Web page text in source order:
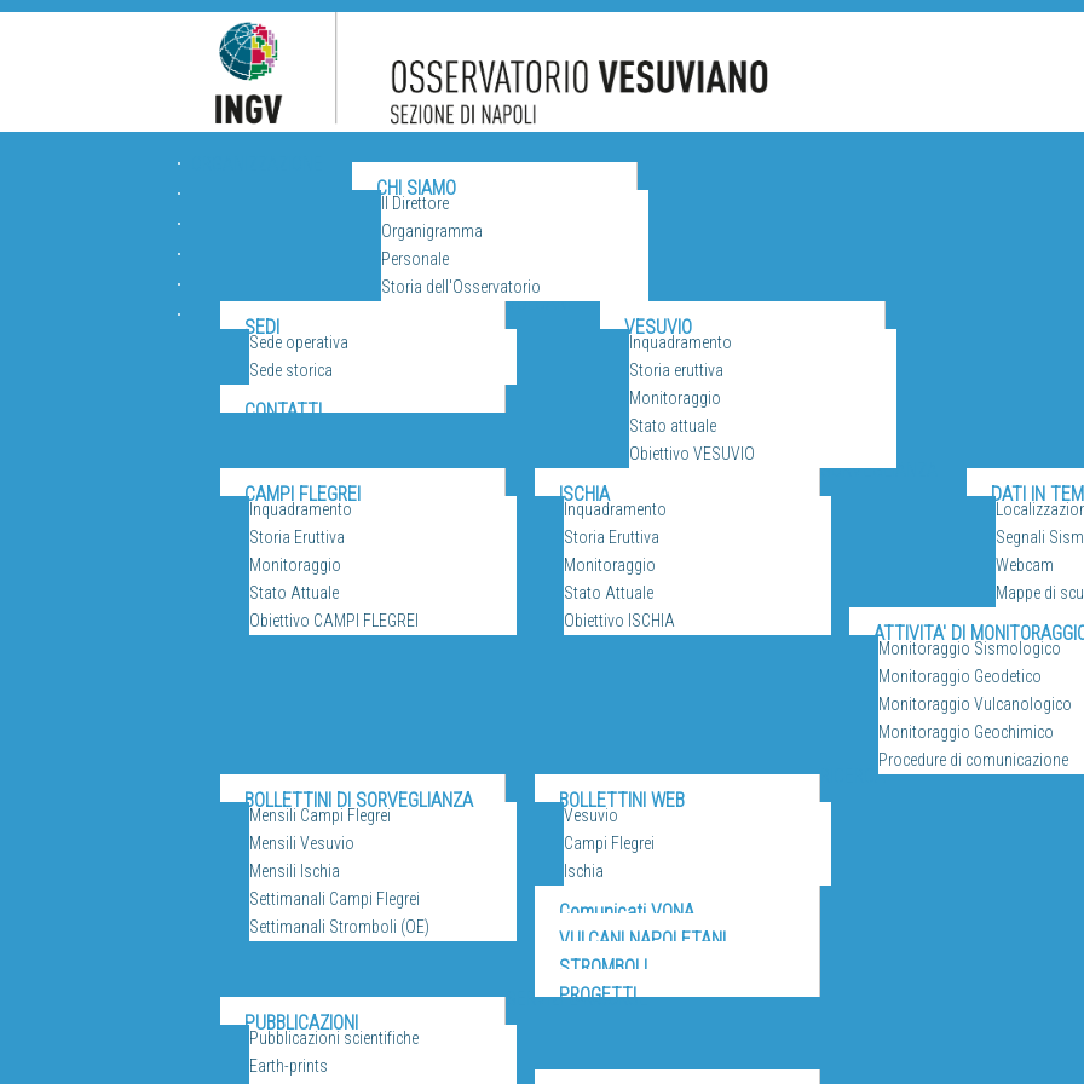
CHI SIAMO
Il Direttore
Organigramma
Personale
Storia dell'Osservatorio
SEDI
Sede operativa
Sede storica
CONTATTI
VULCANI
VESUVIO
Inquadramento
Storia eruttiva
Monitoraggio
Stato attuale
Obiettivo VESUVIO
CAMPI FLEGREI
Inquadramento
Storia Eruttiva
Monitoraggio
Stato Attuale
Obiettivo CAMPI FLEGREI
ISCHIA
Inquadramento
Storia Eruttiva
Monitoraggio
Stato Attuale
Obiettivo ISCHIA
SORVEGLIANZA
DATI IN
Segnali
Webcam
Mappe di
ATTIVITA' DI
Monitoraggio Sismologico
Monitoraggio Geodetico
Monitoraggio Vulcanologico
Monitoraggio Geochimico
Procedure di comunicazione
BOLLETTINI DI SORVEGLIANZA
Mensili Campi Flegrei
Mensili Vesuvio
Mensili Ischia
Settimanali Campi Flegrei
Settimanali Stromboli (OE)
BOLLETTINI WEB
Vesuvio
Campi Flegrei
Ischia
Comunicati VONA
RICERCA
VULCANI NAPOLETANI
STROMBOLI
PROGETTI
PUBBLICAZIONI
Pubblicazioni scientifiche
Earth-prints
SERVIZI E RISORSE